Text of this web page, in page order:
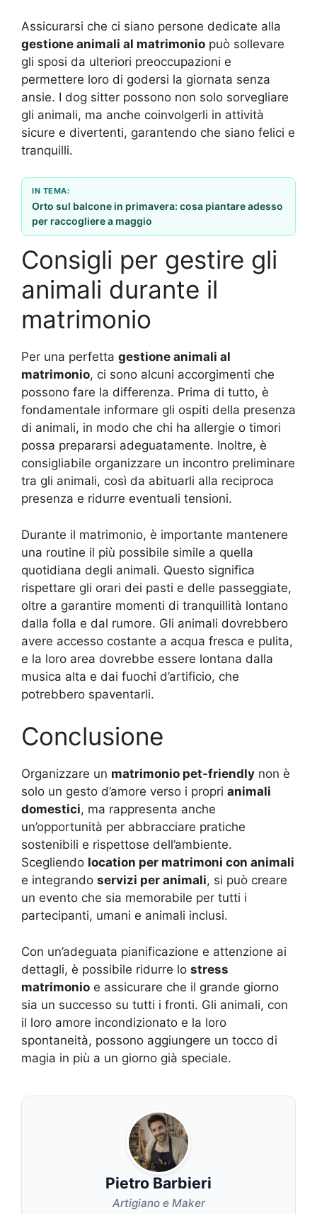
Assicurarsi che ci siano persone dedicate alla
gestione animali al matrimonio può sollevare
gli sposi da ulteriori preoccupazioni e
permettere loro di godersi la giornata senza
ansie. I dog sitter possono non solo sorvegliare
gli animali, ma anche coinvolgerli in attività
sicure e divertenti, garantendo che siano felici e
tranquilli.
IN TEMA:
Orto sul balcone in primavera: cosa piantare adesso
per raccogliere a maggio
Consigli per gestire gli
animali durante il
matrimonio
Per una perfetta gestione animali al
matrimonio, ci sono alcuni accorgimenti che
possono fare la differenza. Prima di tutto, è
fondamentale informare gli ospiti della presenza
di animali, in modo che chi ha allergie o timori
possa prepararsi adeguatamente. Inoltre, è
consigliabile organizzare un incontro preliminare
tra gli animali, così da abituarli alla reciproca
presenza e ridurre eventuali tensioni.
Durante il matrimonio, è importante mantenere
una routine il più possibile simile a quella
quotidiana degli animali. Questo significa
rispettare gli orari dei pasti e delle passeggiate,
oltre a garantire momenti di tranquillità lontano
dalla folla e dal rumore. Gli animali dovrebbero
avere accesso costante a acqua fresca e pulita,
e la loro area dovrebbe essere lontana dalla
musica alta e dai fuochi d’artificio, che
potrebbero spaventarli.
Conclusione
Organizzare un matrimonio pet-friendly non è
solo un gesto d’amore verso i propri animali
domestici, ma rappresenta anche
un’opportunità per abbracciare pratiche
sostenibili e rispettose dell’ambiente.
Scegliendo location per matrimoni con animali
e integrando servizi per animali, si può creare
un evento che sia memorabile per tutti i
partecipanti, umani e animali inclusi.
Con un’adeguata pianificazione e attenzione ai
dettagli, è possibile ridurre lo stress
matrimonio e assicurare che il grande giorno
sia un successo su tutti i fronti. Gli animali, con
il loro amore incondizionato e la loro
spontaneità, possono aggiungere un tocco di
magia in più a un giorno già speciale.
Pietro Barbieri
Artigiano e Maker